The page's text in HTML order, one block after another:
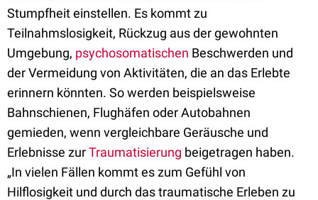
Stumpfheit einstellen. Es kommt zu
Teilnahmslosigkeit, Rückzug aus der gewohnten
Umgebung, psychosomatischen Beschwerden und
der Vermeidung von Aktivitäten, die an das Erlebte
erinnern könnten. So werden beispielsweise
Bahnschienen, Flughäfen oder Autobahnen
gemieden, wenn vergleichbare Geräusche und
Erlebnisse zurTraumatisierung beigetragen haben.
„In vielen Fällen kommt es zum Gefühl von
Hilflosigkeit und durch das traumatische Erleben zu